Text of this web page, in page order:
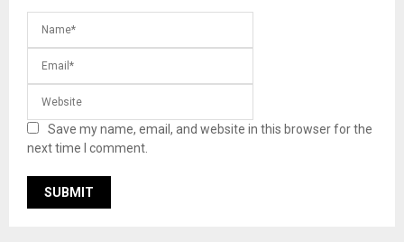
Save my name, email, and website in this browser for the
next time I comment.